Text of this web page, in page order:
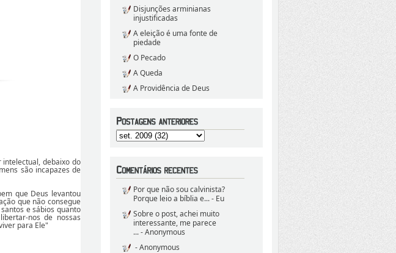
Disjunções arminianas
injustificadas
A eleição é uma fonte de
piedade
O Pecado
A Queda
A Providência de Deus
Por que não sou calvinista?
Porque leio a bíblia e...- Eu
Sobre o post, achei muito
interessante, me parece
...- Anonymous
- Anonymous
debaixo do
são incapazes de
que Deus levantou
que não consegue
e sábios quanto
nos de nossas
para Ele"